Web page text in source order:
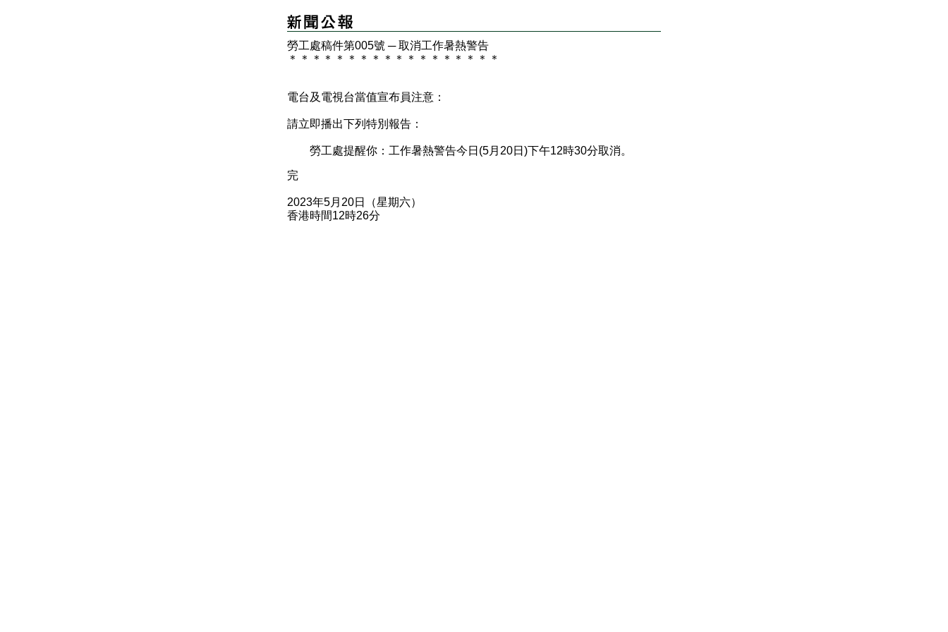
勞工處稿件第005號 ─ 取消工作暑熱警告
＊
＊ ＊ ＊ ＊ ＊ ＊ ＊ ＊ ＊ ＊ ＊ ＊ ＊ ＊ ＊ ＊ ＊
電台及電視台當值宣布員注意：
請立即播出下列特別報告：
勞工處提醒你：工作暑熱警告今日(5月20日)下午12時30分取消。
完
2023年5月20日（星期六）
香港時間12時26分